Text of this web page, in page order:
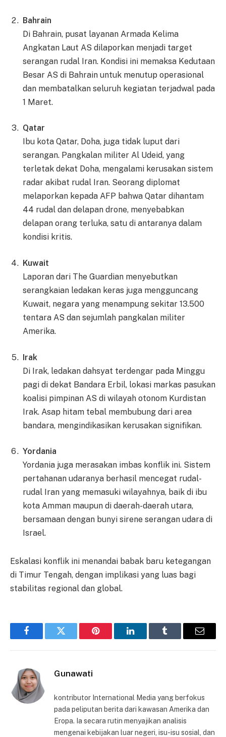
Bahrain
Di Bahrain, pusat layanan Armada Kelima
Angkatan Laut AS dilaporkan menjadi target
serangan rudal Iran. Kondisi ini memaksa Kedutaan
Besar AS di Bahrain untuk menutup operasional
dan membatalkan seluruh kegiatan terjadwal pada
1 Maret.
Qatar
Ibu kota Qatar, Doha, juga tidak luput dari
serangan. Pangkalan militer Al Udeid, yang
terletak dekat Doha, mengalami kerusakan sistem
radar akibat rudal Iran. Seorang diplomat
melaporkan kepada AFP bahwa Qatar dihantam
44 rudal dan delapan drone, menyebabkan
delapan orang terluka, satu di antaranya dalam
kondisi kritis.
Kuwait
Laporan dari The Guardian menyebutkan
serangkaian ledakan keras juga mengguncang
Kuwait, negara yang menampung sekitar 13.500
tentara AS dan sejumlah pangkalan militer
Amerika.
Irak
Di Irak, ledakan dahsyat terdengar pada Minggu
pagi di dekat Bandara Erbil, lokasi markas pasukan
koalisi pimpinan AS di wilayah otonom Kurdistan
Irak. Asap hitam tebal membubung dari area
bandara, mengindikasikan kerusakan signifikan.
Yordania
Yordania juga merasakan imbas konflik ini. Sistem
pertahanan udaranya berhasil mencegat rudal-
rudal Iran yang memasuki wilayahnya, baik di ibu
kota Amman maupun di daerah-daerah utara,
bersamaan dengan bunyi sirene serangan udara di
Israel.
Eskalasi konflik ini menandai babak baru ketegangan
di Timur Tengah, dengan implikasi yang luas bagi
stabilitas regional dan global.
FacebookTwitter Pinterest LinkedInTumblr Email
Gunawati
kontributor International Media yang berfokus
pada peliputan berita dari kawasan Amerika dan
Eropa. Ia secara rutin menyajikan analisis
mengenai kebijakan luar negeri, isu-isu sosial, dan